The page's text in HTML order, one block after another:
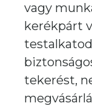
vagy
kerékpárt
tekerést,